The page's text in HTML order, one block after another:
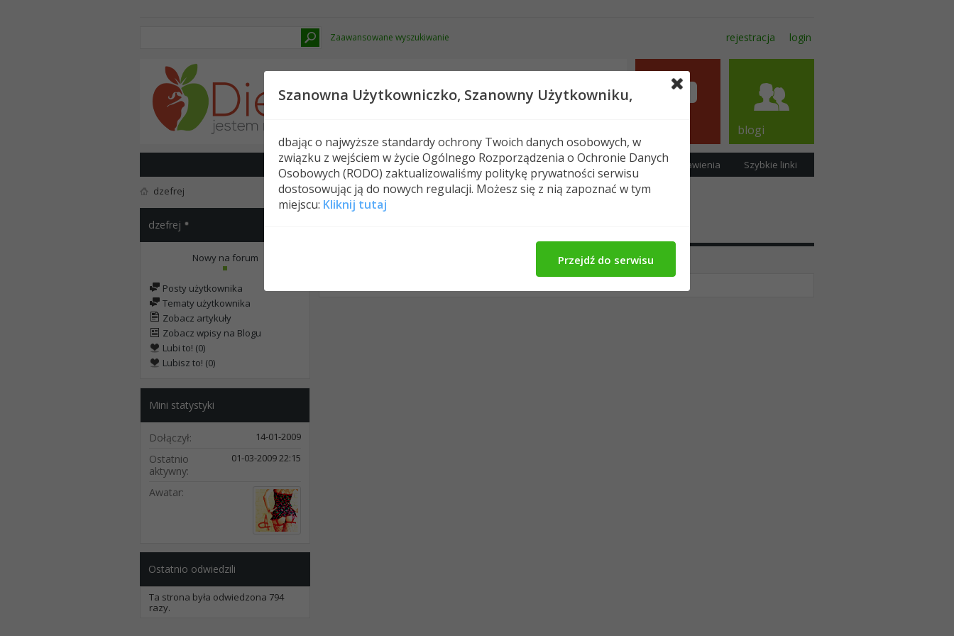
Zaawansowane wyszukiwanie rejestracja login
Nowe posty FAQ Kalendarz Spełeczność Ustawienia Szybkie linki
blogi
dzefrej
dzefrej
Nowy na forum
Posty użytkownika
Tematy użytkownika
Zobacz artykuły
Zobacz wpisy na Blogu
Lubi to! (0)
Lubisz to! (0)
Mini statystyki
Dołączył 14-01-2009
Ostatnio
aktywny
01-03-200922:15
Awatar
Ostatnio odwiedzili
Ta strona była odwiedzona 794
razy.
Szanowna Użytkowniczko, Szanowny Użytkowniku,
dbając o najwyższe standardy ochrony Twoich danych osobowych, w
związku z wejściem w życie Ogólnego Rozporządzenia o Ochronie Danych
Osobowych (RODO) zaktualizowaliśmy politykę prywatności serwisu
dostosowując ją do nowych regulacji. Możesz się z nią zapoznać w tym
miejscu: Kliknij tutaj
Przejdź do serwisu